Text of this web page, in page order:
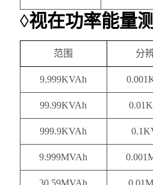
◊视在功率能量
范围 分
9.999KVAh
99.99KVAh
999.9KVAh
9.999MVAh
30.59MVAh